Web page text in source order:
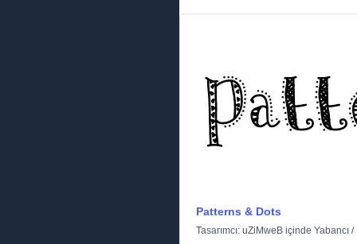
Patterns & Dots
Tasarımcı: uZiMweB içinde Yabancı /